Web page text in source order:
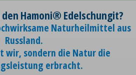
den Hamoni® Edelschungit?
Naturheilmittel aus
Russland.
wir, sondern die Natur die
erbracht.